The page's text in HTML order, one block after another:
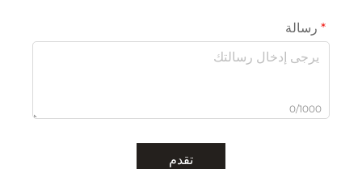
رسالة
0/1000
تقدم